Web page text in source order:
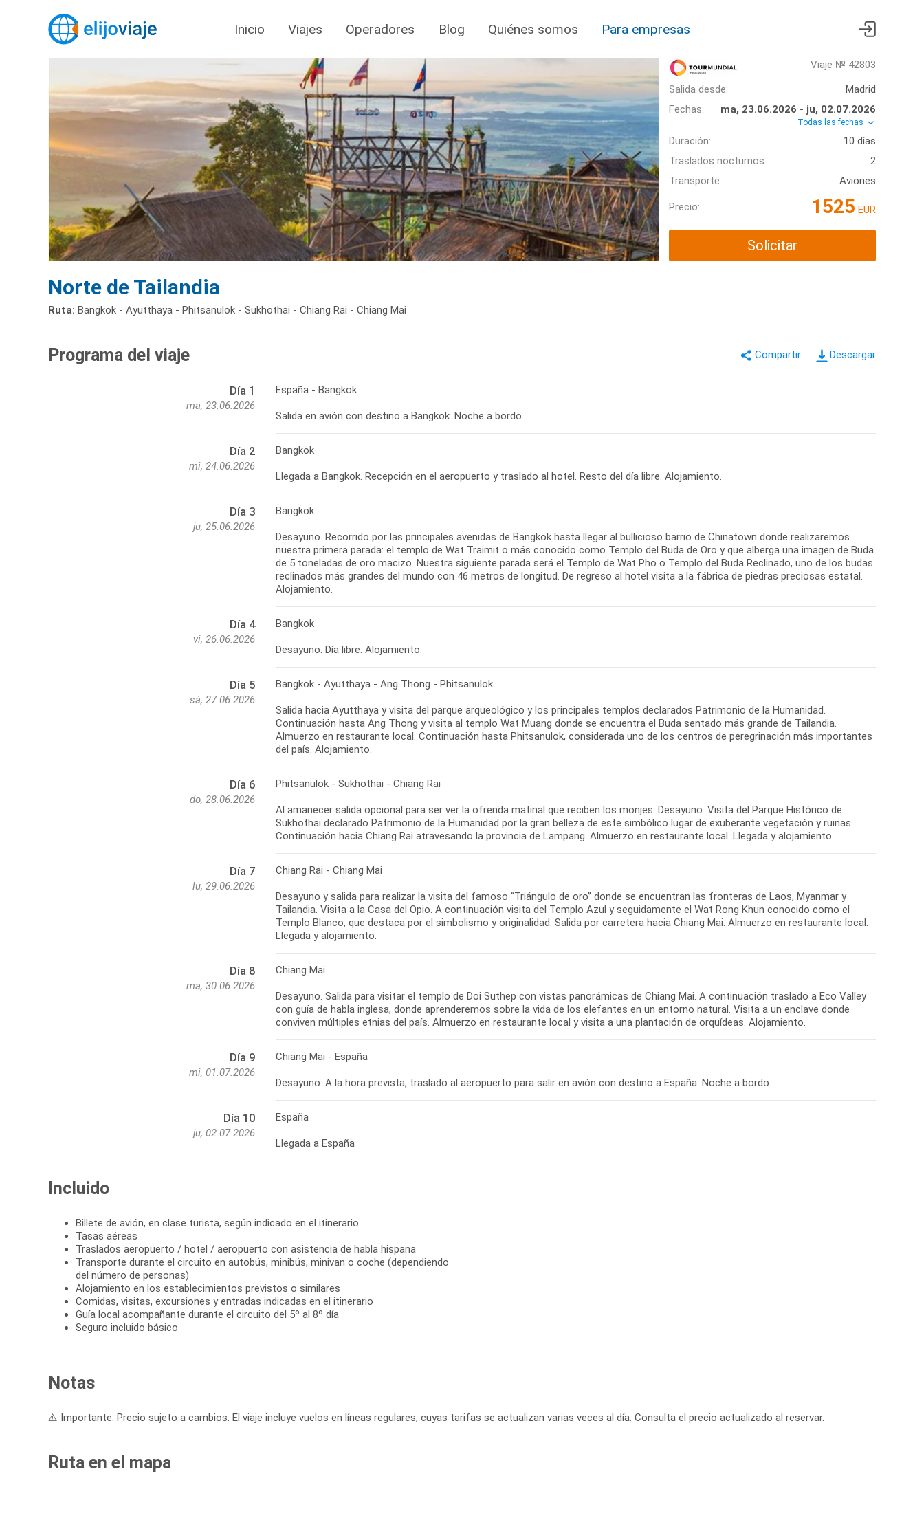
Inicio Viajes Operadores Blog Quiénes somos Para empresas
Viaje № 42803
Salida desde:
Madrid
Fechas:
ma, 23.06.2026 - ju, 02.07.2026
Todas las fechas
Duración:
10 días
Traslados nocturnos:
2
Transporte:
Aviones
Precio: 1525 EUR
Solicitar
Norte de Tailandia
Ruta: Bangkok - Ayutthaya - Phitsanulok - Sukhothai - Chiang Rai - Chiang Mai
Descargar
Programa del viaje
Día 1
ma, 23.06.2026
España - Bangkok
Día 2
mi, 24.06.2026
Bangkok
Día 3
ju, 25.06.2026
Bangkok
Desayuno. Recorrido por las principales avenidas de Bangkok hasta llegar al bullicioso barrio de Chinatown donde realizaremos
nuestra primera parada: el templo de Wat Traimit o más conocido como Templo del Buda de Oro y que alberga una imagen de Buda
de 5 toneladas de oro macizo. Nuestra siguiente parada será el Templo de Wat Pho o Templo del Buda Reclinado, uno de los budas
reclinados más grandes del mundo con 46 metros de longitud. De regreso al hotel visita a la fábrica de piedras preciosas estatal.
Día 4
vi, 26.06.2026
Bangkok
Día 5
sá, 27.06.2026
Bangkok - Ayutthaya - Ang Thong - Phitsanulok
Salida hacia Ayutthaya y visita del parque arqueológico y los principales templos declarados Patrimonio de la Humanidad.
Continuación hasta Ang Thong y visita al templo Wat Muang donde se encuentra el Buda sentado más grande de Tailandia.
Almuerzo en restaurante local. Continuación hasta Phitsanulok, considerada uno de los centros de peregrinación más importantes
Día 6
do, 28.06.2026
Phitsanulok - Sukhothai - Chiang Rai
Al amanecer salida opcional para ser ver la ofrenda matinal que reciben los monjes. Desayuno. Visita del Parque Histórico de
Sukhothai declarado Patrimonio de la Humanidad por la gran belleza de este simbólico lugar de exuberante vegetación y ruinas.
Día 7
lu, 29.06.2026
Chiang Rai - Chiang Mai
Desayuno y salida para realizar la visita del famoso “Triángulo de oro” donde se encuentran las fronteras de Laos, Myanmar y
Tailandia. Visita a la Casa del Opio. A continuación visita del Templo Azul y seguidamente el Wat Rong Khun conocido como el
Templo Blanco, que destaca por el simbolismo y originalidad. Salida por carretera hacia Chiang Mai. Almuerzo en restaurante local.
Día 8
ma, 30.06.2026
Chiang Mai
Desayuno. Salida para visitar el templo de Doi Suthep con vistas panorámicas de Chiang Mai. A continuación traslado a Eco Valley
con guía de habla inglesa, donde aprenderemos sobre la vida de los elefantes en un entorno natural. Visita a un enclave donde
Día 9
mi, 01.07.2026
Chiang Mai - España
Día 10
ju, 02.07.2026
España
Llegada a España
Incluido
Billete de avión, en clase turista, según indicado en el itinerario
Tasas aéreas
Traslados aeropuerto / hotel / aeropuerto con asistencia de habla hispana
Transporte durante el circuito en autobús, minibús, minivan o coche (dependiendo
del número de personas)
Alojamiento en los establecimientos previstos o similares
Comidas, visitas, excursiones y entradas indicadas en el itinerario
Guía local acompañante durante el circuito del 5º al 8º día
Seguro incluido básico
Notas
⚠️ Importante: Precio sujeto a cambios. El viaje incluye vuelos en líneas regulares, cuyas tarifas se actualizan varias veces al día. Consulta el precio actualizado al reservar.
Ruta en el mapa